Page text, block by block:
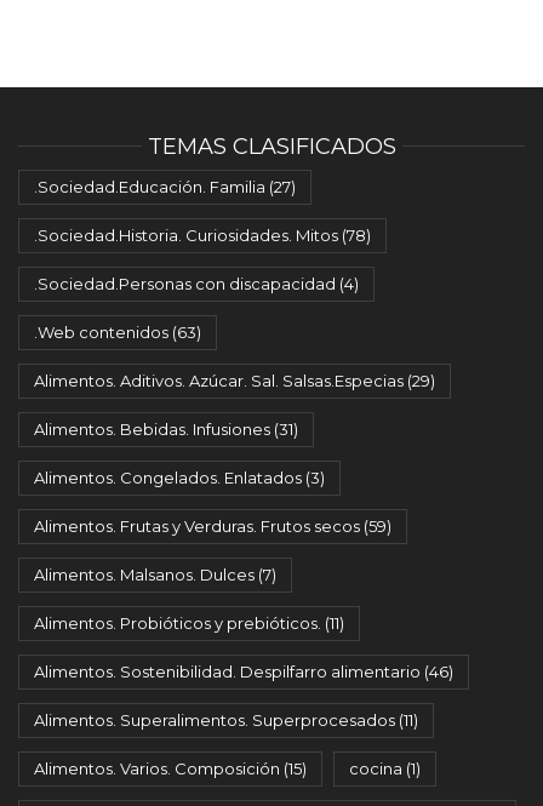
TEMAS CLASIFICADOS
.Sociedad.Educación. Familia (27)
.Sociedad.Historia. Curiosidades. Mitos (78)
.Sociedad.Personas con discapacidad (4)
.Web contenidos (63)
Alimentos. Aditivos. Azúcar. Sal. Salsas.Especias (29)
Alimentos. Bebidas. Infusiones (31)
Alimentos. Congelados. Enlatados (3)
Alimentos. Frutas y Verduras. Frutos secos (59)
Alimentos. Malsanos. Dulces (7)
Alimentos. Probióticos y prebióticos. (11)
Alimentos. Sostenibilidad. Despilfarro alimentario (46)
Alimentos. Superalimentos. Superprocesados (11)
Alimentos. Varios. Composición (15) cocina (1)